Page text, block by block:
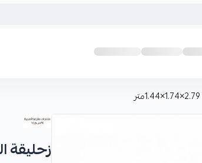
زحليقة